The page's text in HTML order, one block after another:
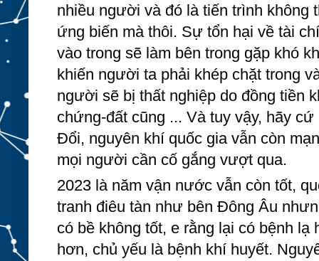
nhiều người và đó là tiến trình không
ứng biến mà thôi. Sự tổn hại về tài
vào trong sẽ làm bên trong gặp khó
khiến người ta phải khép chặt trong
người sẽ bị thất nghiệp do đồng tiền
chứng-đất cũng ... Và tuy vậy, hãy
Đổi, nguyên khí quốc gia vẫn còn
mọi người cần cố gắng vượt qua.
2023 là năm vận nước vẫn còn tốt,
tranh điêu tàn như bên Đông Âu
có bề không tốt, e rằng lại có bệnh lạ
hơn, chủ yếu là bệnh khí huyết.